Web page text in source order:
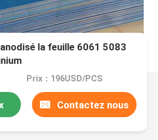
la feuille 6061 5083
Prix：196USD/PCS
Contactez nous